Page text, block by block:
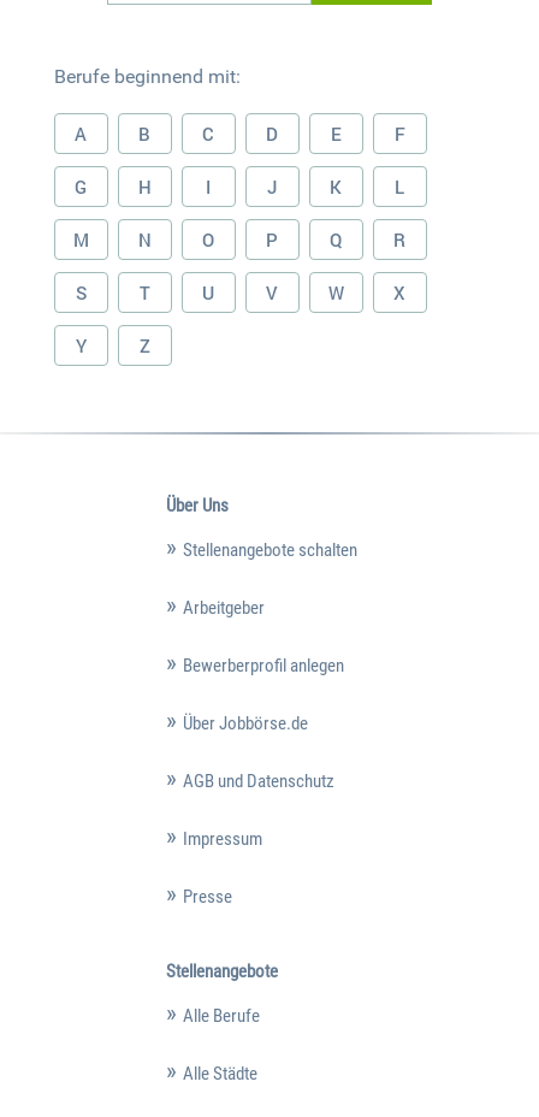
Berufe beginnend mit:
A B C D E F
G H I J K L
M N O P Q R
S T U V W X
Y Z
Über Uns
Stellenangebote schalten
Arbeitgeber
Bewerberprofil anlegen
Über Jobbörse.de
AGB und Datenschutz
Impressum
Presse
Stellenangebote
Alle Berufe
Alle Städte